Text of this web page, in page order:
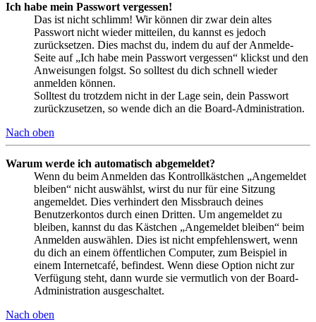
Ich habe mein Passwort vergessen!
Das ist nicht schlimm! Wir können dir zwar dein altes
Passwort nicht wieder mitteilen, du kannst es jedoch
zurücksetzen. Dies machst du, indem du auf der Anmelde-
Seite auf „Ich habe mein Passwort vergessen“ klickst und den
Anweisungen folgst. So solltest du dich schnell wieder
anmelden können.
Solltest du trotzdem nicht in der Lage sein, dein Passwort
zurückzusetzen, so wende dich an die Board-Administration.
Nach oben
Warum werde ich automatisch abgemeldet?
Wenn du beim Anmelden das Kontrollkästchen „Angemeldet
bleiben“ nicht auswählst, wirst du nur für eine Sitzung
angemeldet. Dies verhindert den Missbrauch deines
Benutzerkontos durch einen Dritten. Um angemeldet zu
bleiben, kannst du das Kästchen „Angemeldet bleiben“ beim
Anmelden auswählen. Dies ist nicht empfehlenswert, wenn
du dich an einem öffentlichen Computer, zum Beispiel in
einem Internetcafé, befindest. Wenn diese Option nicht zur
Verfügung steht, dann wurde sie vermutlich von der Board-
Administration ausgeschaltet.
Nach oben